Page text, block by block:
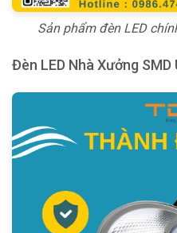
Sản phẩm đèn LED
Đèn LED Nhà Xưởng SMD